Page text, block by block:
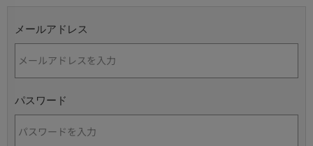
メールアドレス
パスワード